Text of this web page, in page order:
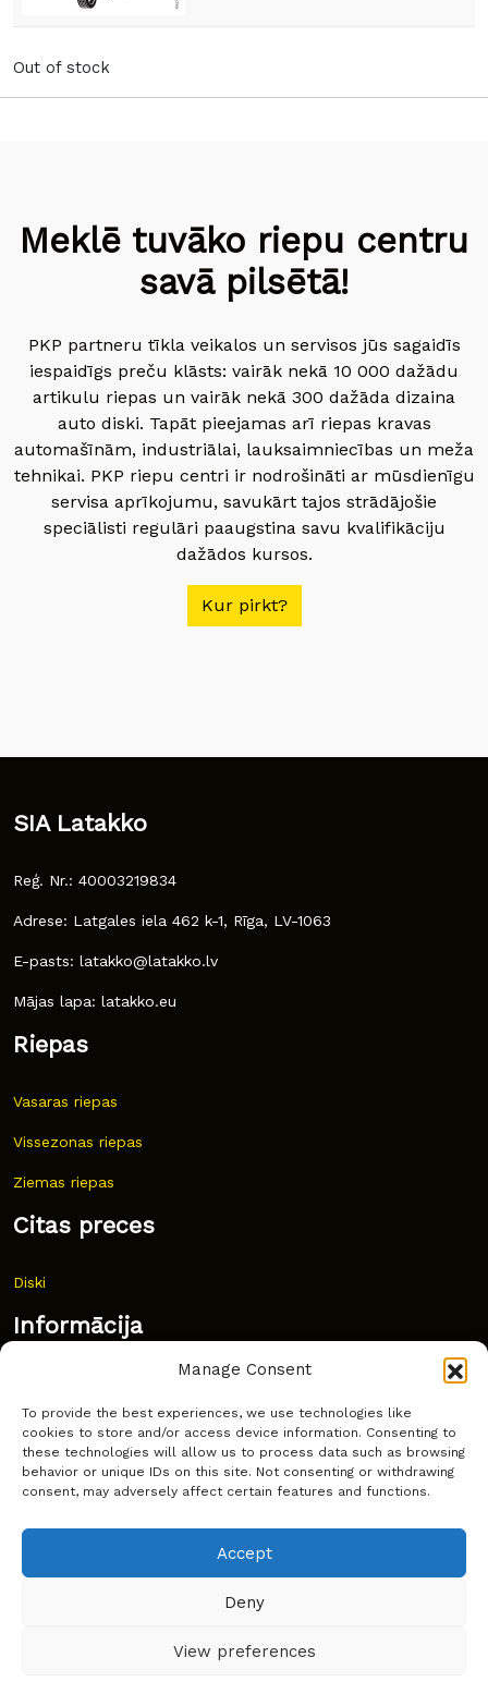
Manage Consent
To provide the best experiences, we use technologies like
cookies to store and/or access device information. Consenting to
these technologies will allow us to process data such as browsing
behavior or unique IDs on this site. Not consenting or withdrawing
consent, may adversely affect certain features and functions.
Accept
Deny
View preferences
Out of stock
Meklē tuvāko riepu centru
savā pilsētā!
PKP partneru tīkla veikalos un servisos jūs sagaidīs
iespaidīgs preču klāsts: vairāk nekā 10 000 dažādu
artikulu riepas un vairāk nekā 300 dažāda dizaina
auto diski. Tapāt pieejamas arī riepas kravas
automašīnām, industriālai, lauksaimniecības un meža
tehnikai. PKP riepu centri ir nodrošināti ar mūsdienīgu
servisa aprīkojumu, savukārt tajos strādājošie
speciālisti regulāri paaugstina savu kvalifikāciju
dažādos kursos.
Kur pirkt?
SIA Latakko
Reģ. Nr.: 40003219834
Adrese: Latgales iela 462 k-1, Rīga, LV-1063
E-pasts: latakko@latakko.lv
Mājas lapa: latakko.eu
Riepas
Vasaras riepas
Vissezonas riepas
Ziemas riepas
Citas preces
Diski
Informācija
Bieži uzdoti jautājumi
Kur pirkt?
Sīkdatņu politika
Copyright © Latakko 2024